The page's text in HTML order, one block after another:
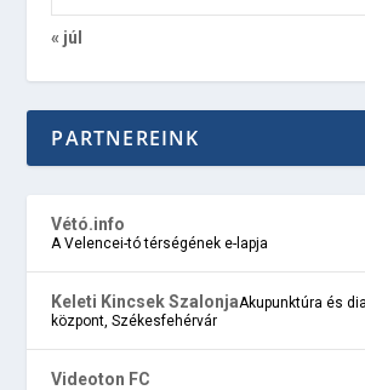
« júl
PARTNEREINK
Vétó.info
A Velencei-tó térségének e-lapja
Keleti Kincsek SzalonjaAkupunktúra és
központ, Székesfehérvár
Videoton FC